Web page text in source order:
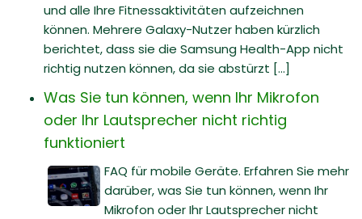
und alle Ihre Fitnessaktivitäten aufzeichnen
können. Mehrere Galaxy-Nutzer haben kürzlich
berichtet, dass sie die Samsung Health-App nicht
richtig nutzen können, da sie abstürzt [...]
Was Sie tun können, wenn Ihr Mikrofon
oder Ihr Lautsprecher nicht richtig
funktioniert
FAQ für mobile Geräte. Erfahren Sie mehr
darüber, was Sie tun können, wenn Ihr
Mikrofon oder Ihr Lautsprecher nicht